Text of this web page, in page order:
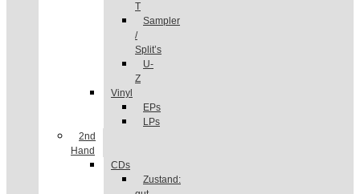
T
Sampler
/
Split’s
U-
Z
Vinyl
EPs
LPs
2nd
Hand
CDs
Zustand: